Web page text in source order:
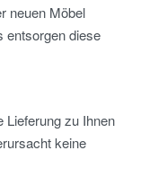
neuen Möbel
entsorgen diese
Lieferung zu Ihnen
keine